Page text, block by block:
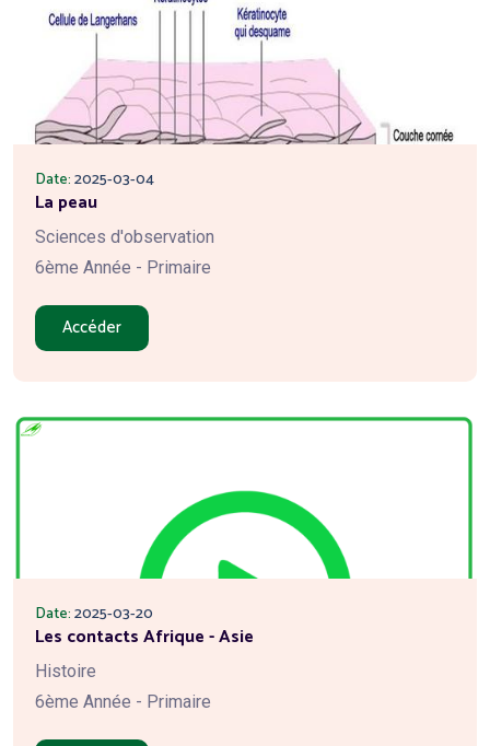
Date:2025-03-04
La peau
Sciences d'observation
6ème Année - Primaire
Accéder
Date:2025-03-20
Les contacts Afrique - Asie
Histoire
6ème Année - Primaire